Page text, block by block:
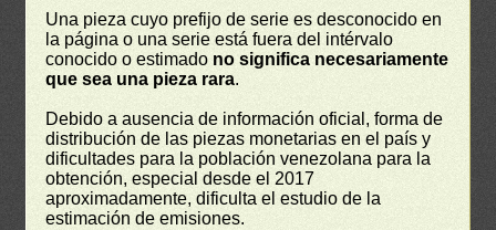
Una pieza cuyo prefijo de serie es desconocido en
la página o una serie está fuera del intérvalo
conocido o estimado no significa necesariamente
que sea una pieza rara.
Debido a ausencia de información oficial, forma de
distribución de las piezas monetarias en el país y
dificultades para la población venezolana para la
obtención, especial desde el 2017
aproximadamente, dificulta el estudio de la
estimación de emisiones.